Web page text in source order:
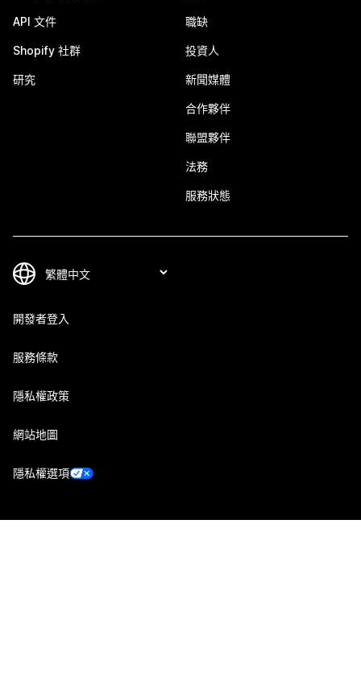
API 文件
Shopify 社群
研究
職缺
投資人
新聞媒體
合作夥伴
聯盟夥伴
法務
服務狀態
開發者登入
服務條款
隱私權政策
網站地圖
隱私權選項